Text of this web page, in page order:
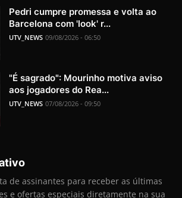
Pedri cumpre promessa e volta ao
Barcelona com 'look' r...
UTV_NEWS 09/08/2026 - 06:50
"É sagrado": Mourinho motiva aviso
aos jogadores do Rea...
UTV_NEWS 07/08/2026 - 09:50
de assinantes para receber as últimas
e ofertas especiais diretamente na sua